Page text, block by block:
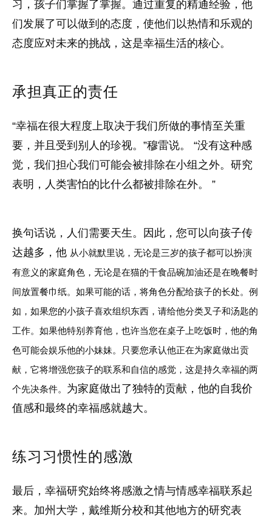
习，孩子们掌握了掌握。通过重复的精通经验，他
们发展了可以做到的态度，使他们以热情和乐观的
态度应对未来的挑战，这是幸福生活的核心。
承担真正的责任
“幸福在很大程度上取决于我们所做的事情至关重
要，并且受到别人的珍视。”穆雷说。 “没有这种感
觉，我们担心我们可能会被排除在小组之外。研究
表明，人类害怕的比什么都被排除在外。 ”
换句话说，人们需要天生。因此，您可以向孩子传
达越多，他 从小就默里说，无论是三岁的孩子都可以扮演
有意义的家庭角色，无论是在猫的干食品碗加油还是在晚餐时
间放置餐巾纸。如果可能的话，将角色分配给孩子的长处。例
如，如果您的小孩子喜欢组织东西，请给他分类叉子和汤匙的
工作。如果他特别养育他，也许当您在桌子上吃饭时，他的角
色可能会娱乐他的小妹妹。只要您承认他正在为家庭做出贡
献，它将增强您孩子的联系和自信的感觉，这是持久幸福的两
个先决条件。 为家庭做出了独特的贡献，他的自我价
值感和最终的幸福感就越大。
练习习惯性的感激
最后，幸福研究始终将感激之情与情感幸福联系起
来。加州大学，戴维斯分校和其他地方的研究表